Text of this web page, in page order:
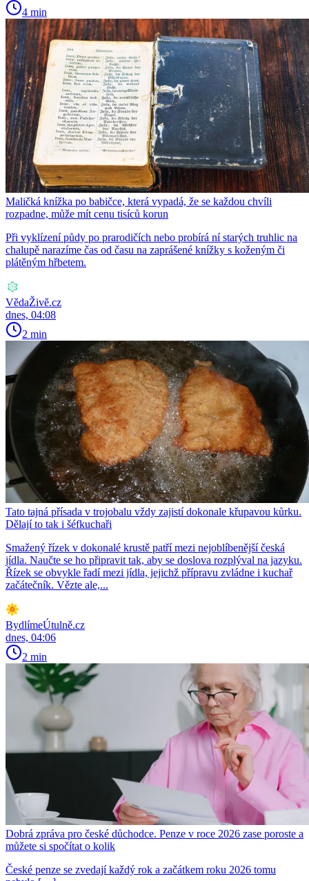
4 min
Maličká knížka po babičce, která vypadá, že se každou chvíli
rozpadne, může mít cenu tisíců korun
Při vyklízení půdy po prarodičích nebo probírá ní starých truhlic na
chalupě narazíme čas od času na zaprášené knížky s koženým či
plátěným hřbetem.
VědaŽivě.cz
dnes, 04:08
2 min
Tato tajná přísada v trojobalu vždy zajistí dokonale křupavou kůrku.
Dělají to tak i šéfkuchaři
Smažený řízek v dokonalé krustě patří mezi nejoblíbenější česká
jídla. Naučte se ho připravit tak, aby se doslova rozplýval na jazyku.
Řízek se obvykle řadí mezi jídla, jejichž přípravu zvládne i kuchař
začátečník. Vězte ale,...
BydlímeÚtulně.cz
dnes, 04:06
2 min
Dobrá zpráva pro české důchodce. Penze v roce 2026 zase poroste a
můžete si spočítat o kolik
České penze se zvedají každý rok a začátkem roku 2026 tomu